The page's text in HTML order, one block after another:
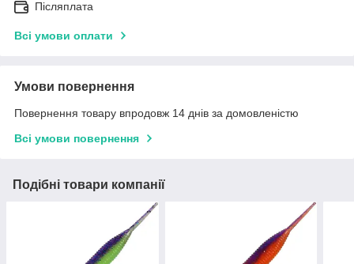
Післяплата
Всі умови оплати
Умови повернення
Повернення товару впродовж 14 днів за домовленістю
Всі умови повернення
Подібні товари компанії